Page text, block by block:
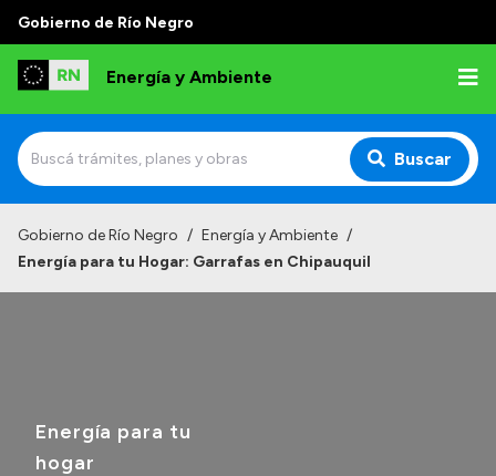
Gobierno de Río Negro
Energía y Ambiente
Buscar
Reportes
Gobierno de Río Negro / Energía y Ambiente /
Energía para tu Hogar: Garrafas en Chipauquil
Energía para tu
hogar